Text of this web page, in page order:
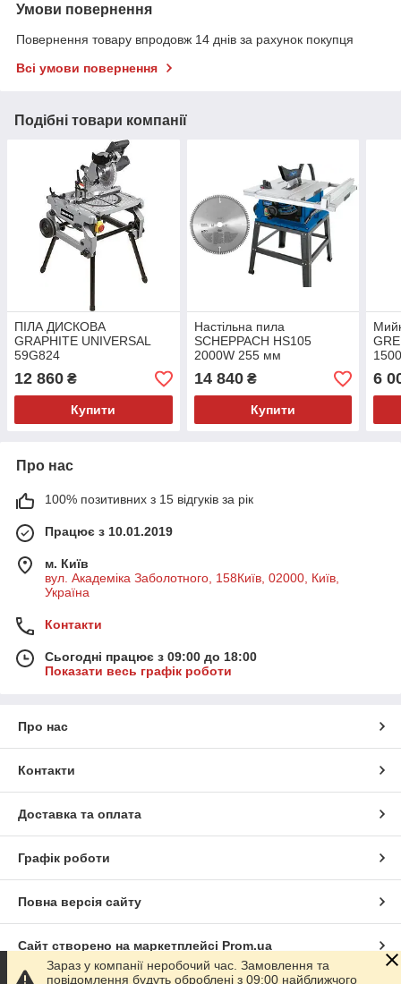
Умови повернення
Повернення товару впродовж 14 днів за рахунок покупця
Всі умови повернення
Подібні товари компанії
ПІЛА ДИСКОВА
GRAPHITE UNIVERSAL
59G824
12 860 ₴
Купити
Настільна пила
SCHEPPACH HS105
2000W 255 мм
14 840₴
Купити
6
Про нас
100% позитивних з 15 відгуків за рік
Працює з 10.01.2019
м. Київ
вул. Академіка Заболотного, 158Київ, 02000, Київ,
Україна
Контакти
Сьогодні працює з 09:00 до 18:00
Показати весь графік роботи
Про нас
Контакти
Доставка та оплата
Графік роботи
Повна версія сайту
Сайт створено на маркетплейсі Prom.ua
Зараз у компанії неробочий час. Замовлення та
повідомлення будуть оброблені з 09:00 найближчого